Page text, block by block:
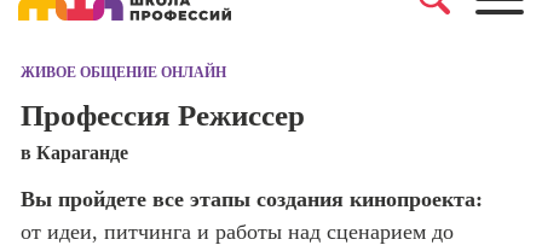
Школа дизайна
программирования
продвижение
сайтов)
ЖИВОЕ ОБЩЕНИЕ ОНЛАЙН
Профессия Режиссер
в Караганде
Вы пройдете все этапы создания кинопроекта:
от идеи, питчинга и работы над сценарием до